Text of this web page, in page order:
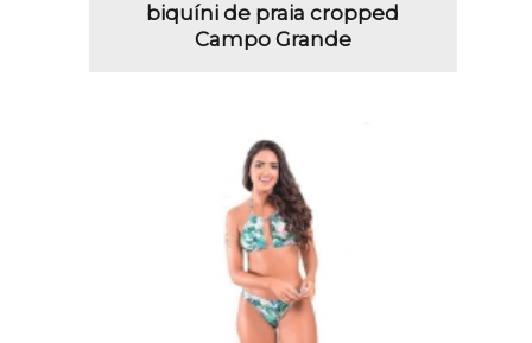
biquíni de praia cropped
Campo Grande